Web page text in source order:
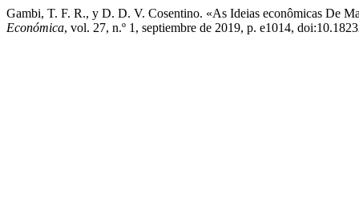
Gambi, T. F. R., y D. D. V. Cosentino. «As Ideias econômicas De
Económica, vol. 27, n.º 1, septiembre de 2019, p. e1014,